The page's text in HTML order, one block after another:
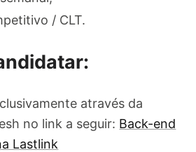
/ CLT.
através da
no link a seguir: Back-end
Lastlink